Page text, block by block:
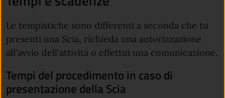
Le tempistiche sono differenti a seconda che tu
presenti una Scia, richieda una autorizzazione
all'avvio dell'attività o effettui una comunicazione.
Tempi del procedimento in caso di
presentazione della Scia